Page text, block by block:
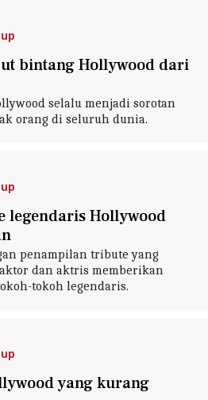
bintang Hollywood dari
selalu menjadi sorotan
orang di seluruh dunia.
legendaris Hollywood
penampilan tribute yang
dan aktris memberikan
tokoh legendaris.
yang kurang